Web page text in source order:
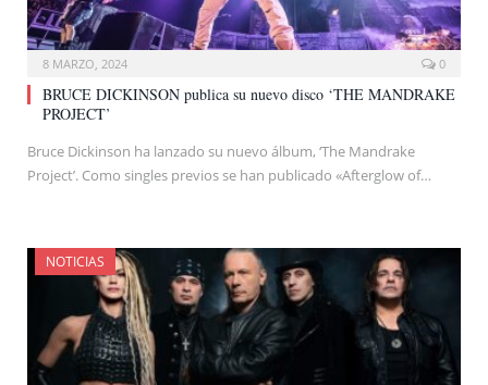
8 MARZO, 2024 0
BRUCE DICKINSON publica su nuevo disco ‘THE MANDRAKE
PROJECT’
Bruce Dickinson ha lanzado su nuevo álbum, ‘The Mandrake
Project’. Como singles previos se han publicado «Afterglow of…
NOTICIAS